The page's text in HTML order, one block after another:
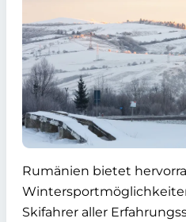
Rumänien bietet
Skifahrer aller